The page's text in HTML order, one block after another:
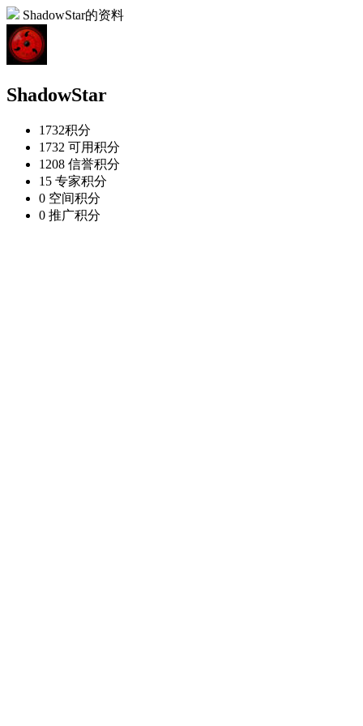
ShadowStar的资料
ShadowStar
1732积分
1732 可用积分
1208 信誉积分
15 专家积分
0 空间积分
0 推广积分